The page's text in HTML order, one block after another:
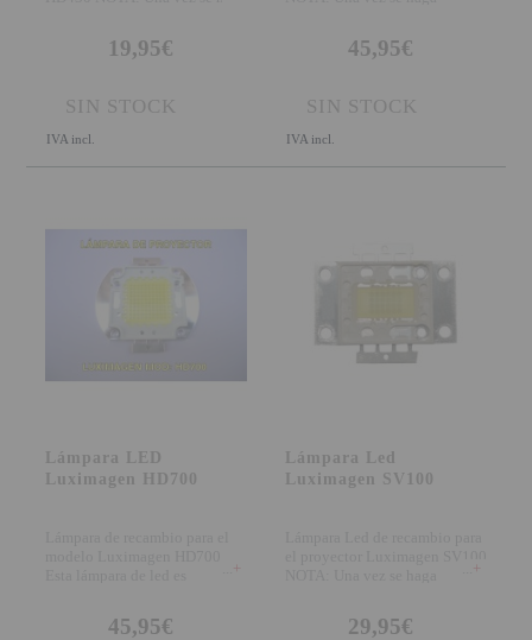
19,95€
SIN STOCK
IVA incl.
45,95€
SIN STOCK
IVA incl.
Lámpara LED
Luximagen HD700
+
45,95€
Lámpara Led
Luximagen SV100
+
29,95€